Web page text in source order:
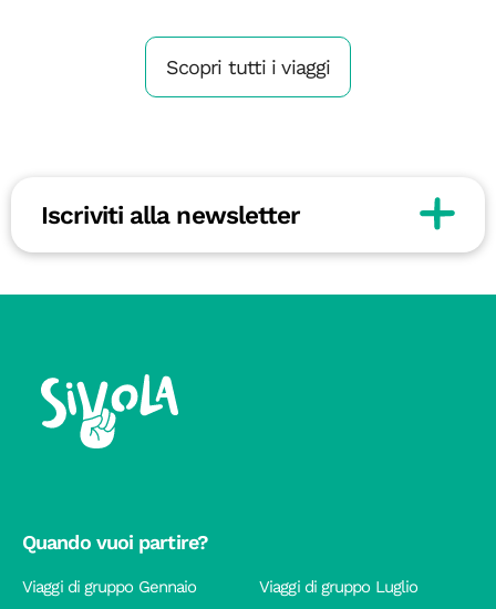
Scopri tutti i viaggi
Iscriviti alla newsletter
Quando vuoi partire?
Viaggi di gruppo Gennaio
Viaggi di gruppo Luglio